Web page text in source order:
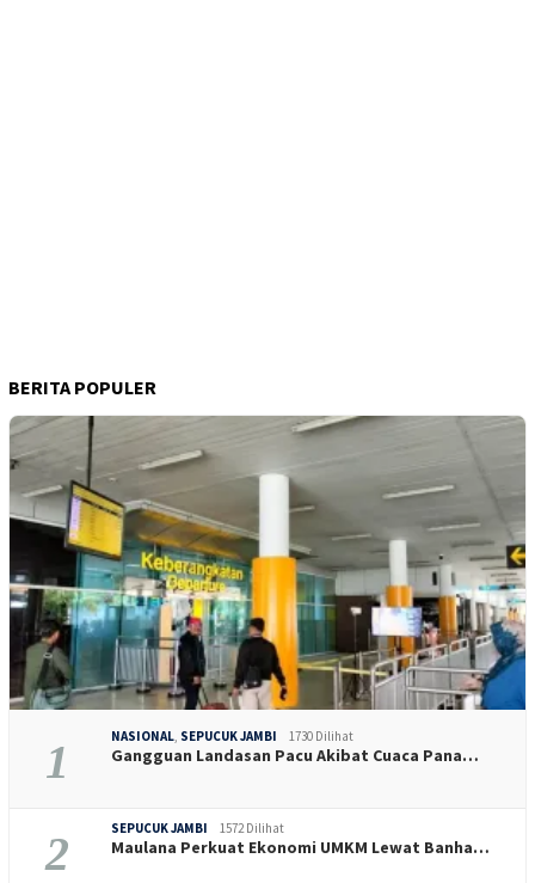
BERITA POPULER
1 NASIONAL SEPUCUK JAMBI 1730 Dilihat
Gangguan Landasan Pacu Akibat Cuaca Pana…
2 SEPUCUK JAMBI 1572 Dilihat
Maulana Perkuat Ekonomi UMKM Lewat Banha…